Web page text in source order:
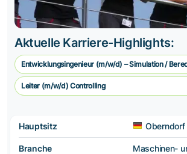
Aktuelle Karriere-Highlights:
Entwicklungsingenieur (m/w/d) – Simulation /
Leiter (m/w/d) Controlling
Hauptsitz Oberndorf
Branche Maschinen-